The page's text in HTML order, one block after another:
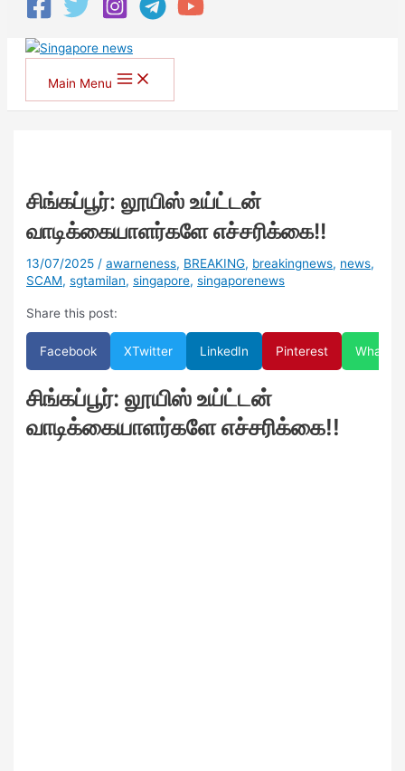
Main Menu
சிங்கப்பூர்: லூயிஸ் உய்ட்டன்
வாடிக்கையாளர்களே எச்சரிக்கை!!
13/07/2025 /awarneness, BREAKING, breakingnews, news,
SCAM,sgtamilan,singapore,singaporenews
Share this post:
Facebook XTwitter LinkedIn Pinterest
சிங்கப்பூர்: லூயிஸ் உய்ட்டன்
வாடிக்கையாளர்களே எச்சரிக்கை!!